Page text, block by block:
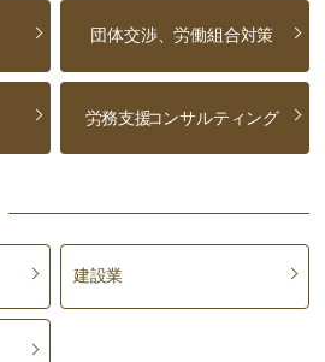
団体交渉、労働組合対策
労務支援コンサルティング
建設業